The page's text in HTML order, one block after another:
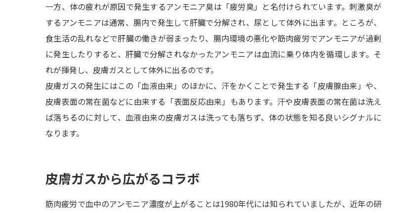
オープンキャンパス検索
実施
来場型・Web型イベント特集
志望校・出願校を調べる
学問発見
一方、体の疲れが原因で発生するアンモニア臭は「疲労臭」と名付けられています。刺激臭が
するアンモニアは通常、腸内で発生して肝臓で分解され、尿として体外に出ます。ところが、
食生活の乱れなどで肝臓の働きが弱まったり、腸内環境の悪化や筋肉疲労でアンモニアが過剰
に発生したりすると、肝臓で分解されなかったアンモニアは血流に乗り体内を循環します。そ
れが揮発し、皮膚ガスとして体外に出るのです。
皮膚ガスの発生にはこの「血液由来」のほかに、汗をかくことで発生する「皮膚腺由来」や、
皮膚表面の常在菌などに由来する「表面反応由来」もあります。汗や皮膚表面の常在菌は洗え
ば落ちるのに対して、血液由来の皮膚ガスは洗っても落ちず、体の状態を知る良いシグナルに
なります。
皮膚ガスから広がるコラボ
筋肉疲労で血中のアンモニア濃度が上がることは1980年代には知られていましたが、近年の研